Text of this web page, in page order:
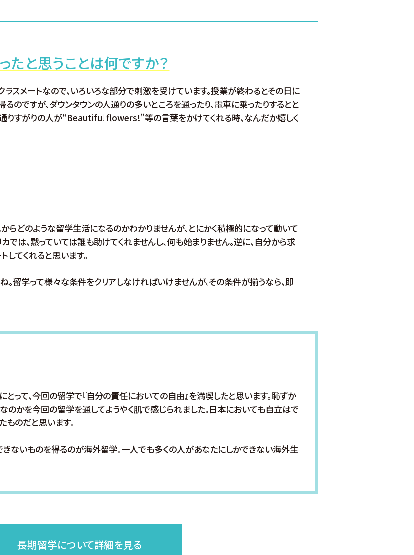
たと思うことは何ですか？
スメートなので、いろいろな部分で刺激を受けています。授業が終わるとその日に
のですが、ダウンタウンの人通りの多いところを通ったり、電車に乗ったりするとと
通りすがりの人が“Beautiful flowers!”等の言葉をかけてくれる時、なんだか嬉しく
らどのような留学生活になるのかわかりませんが、とにかく積極的になって動いて
では、黙っていては誰も助けてくれませんし、何も始まりません。逆に、自分から求
てくれると思います。
。留学って様々な条件をクリアしなければいけませんが、その条件が揃うなら、即
って、今回の留学で『自分の責任においての自由』を満喫したと思います。恥ずか
のかを今回の留学を通してようやく肌で感じられました。日本においても自立はで
ものだと思います。
ないものを得るのが海外留学。一人でも多くの人があなたにしかできない海外生
長期留学について詳細を見る